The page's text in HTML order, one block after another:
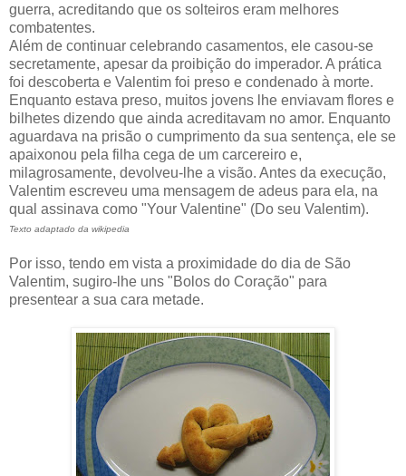
guerra, acreditando que os solteiros eram melhores
combatentes.
Além de continuar celebrando casamentos, ele casou-se
secretamente, apesar da proibição do imperador. A prática
foi descoberta e Valentim foi preso e condenado à morte.
Enquanto estava preso, muitos jovens lhe enviavam flores e
bilhetes dizendo que ainda acreditavam no amor. Enquanto
aguardava na prisão o cumprimento da sua sentença, ele se
apaixonou pela filha cega de um carcereiro e,
milagrosamente, devolveu-lhe a visão. Antes da execução,
Valentim escreveu uma mensagem de adeus para ela, na
qual assinava como "Your Valentine" (Do seu Valentim).
Texto adaptado da wikipedia
Por isso, tendo em vista a proximidade do dia de São
Valentim, sugiro-lhe uns "Bolos do Coração" para
presentear a sua cara metade.